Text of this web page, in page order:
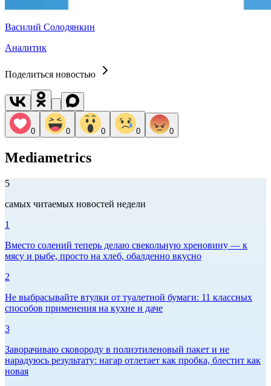
Василий Солодянкин
Аналитик
Поделиться новостью
0 0 0 0 0
Mediametrics
5
самых читаемых новостей недели
1
Вместо солений теперь делаю свекольную хреновину — к
мясу и рыбе, просто на хлеб, обалденно вкусно
2
Не выбрасывайте втулки от туалетной бумаги: 11 классных
способов применения на кухне и даче
3
Заворачиваю сковороду в полиэтиленовый пакет и не
нарадуюсь результату: нагар отлетает как пробка, блестит как
новая